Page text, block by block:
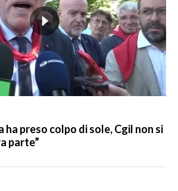
ha preso colpo di sole, Cgil non si
parte”